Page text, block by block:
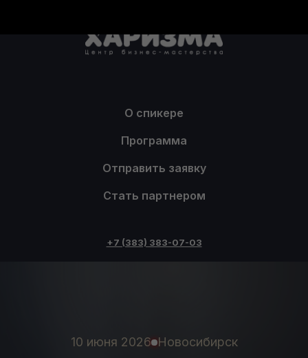
О спикере
Программа
Отправить заявку
Стать партнером
+7 (383) 383-07-03
10 июня 2026 Новосибирск